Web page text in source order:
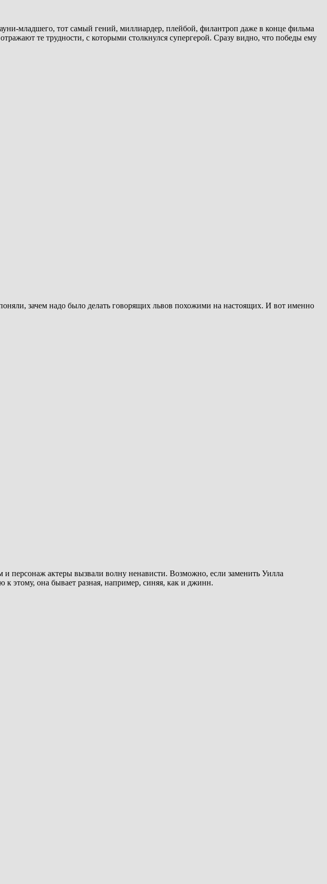
младшего, тот самый гений, миллиардер, плейбой, филантроп даже в конце фильма
те трудности, с которыми столкнулся супергерой. Сразу видно, что победы ему
зачем надо было делать говорящих львов похожими на настоящих. И вот именно
актеры вызвали волну ненависти. Возможно, если заменить Уилла
этому, она бывает разная, например, синяя, как и джинн.